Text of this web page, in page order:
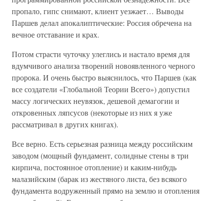
пропало, гипс снимают, клиент уезжает… Выводы
Паршев делал апокалиптические: Россия обречена на
вечное отставание и крах.
Потом страсти чуточку улеглись и настало время для
вдумчивого анализа творений новоявленного черного
пророка. И очень быстро выяснилось, что Паршев (как
все создатели «Глобальной Теории Всего») допустил
массу логических неувязок, дешевой демагогии и
откровенных ляпсусов (некоторые из них я уже
рассматривал в других книгах).
Все верно. Есть серьезная разница между российским
заводом (мощный фундамент, солидные стены в три
кирпича, постоянное отопление) и каким-нибудь
малазийским (барак из жестяного листа, без всякого
фундамента водруженный прямо на землю и отопления